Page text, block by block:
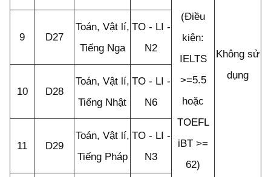
(Điều
kiện:
IELTS
>=5.5
hoặc
TOEFL
iBT >=
62)
Không sử
dụng
9 D27
Toán, Vật lí,
Tiếng Nga
TO - LI -
N2
10 D28
Toán, Vật lí,
Tiếng Nhật
TO - LI -
N6
11 D29
Toán, Vật lí,
Tiếng Pháp
TO - LI -
N3